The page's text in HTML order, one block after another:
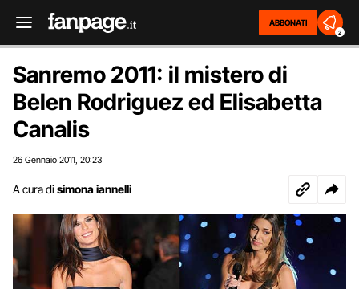
ABBONATI
2
Sanremo 2011: il mistero di
Belen Rodriguez ed Elisabetta
Canalis
26 Gennaio 2011 20:23
A cura di simona iannelli